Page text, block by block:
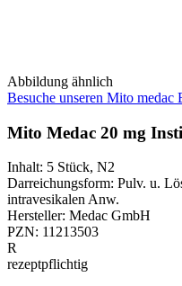
Abbildung ähnlich
Besuche unseren Mito medac
Mito Medac 20 mg
Inhalt: 5 Stück, N2
Darreichungsform: Pulv. u.
intravesikalen Anw.
Hersteller: Medac GmbH
PZN: 11213503
R
rezeptpflichtig